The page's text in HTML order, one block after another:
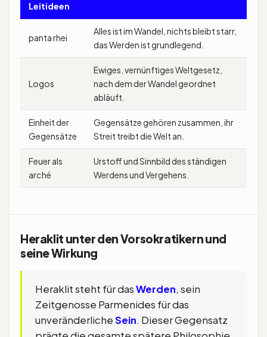
Leitideen
panta rhei
Alles ist im Wandel, nichts bleibt starr,
das Werden ist grundlegend.
Logos
Ewiges, vernünftiges Weltgesetz,
nach dem der Wandel geordnet
abläuft.
Einheit der
Gegensätze
Gegensätze gehören zusammen, ihr
Streit treibt die Welt an.
Feuer als
arché
Urstoff und Sinnbild des ständigen
Werdens und Vergehens.
Heraklit unter den Vorsokratikern und
seine Wirkung
Heraklit steht für dasWerden, sein
Zeitgenosse Parmenides für das
unveränderlicheSein. Dieser Gegensatz